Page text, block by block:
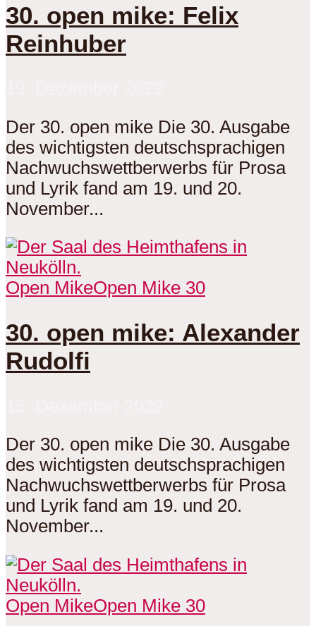
30. open mike: Felix
Reinhuber
Der 30. open mike Die 30. Ausgabe
des wichtigsten deutschsprachigen
Nachwuchswettberwerbs für Prosa
und Lyrik fand am 19. und 20.
November...
Open MikeOpen Mike 30
30. open mike: Alexander
Rudolfi
Der 30. open mike Die 30. Ausgabe
des wichtigsten deutschsprachigen
Nachwuchswettberwerbs für Prosa
und Lyrik fand am 19. und 20.
November...
Open MikeOpen Mike 30